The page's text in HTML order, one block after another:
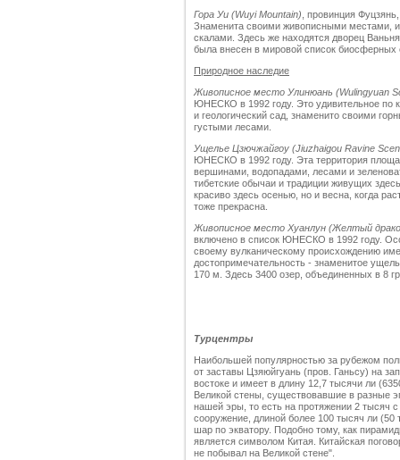
Гора Уи (Wuyi Mountain) , провинция
Знаменита своими живописными местами,
скалами. Здесь же находятся дворец
была внесен в мировой список биосферных
Природное наследие
Живописное место Улинюань (Wulingyuan
ЮНЕСКО в 1992 году. Это удивительное по
и геологический сад, знаменито своими
густыми лесами.
Ущелье Цзючжайгоу (Jiuzhaigou Ravine
ЮНЕСКО в 1992 году. Эта территория
вершинами, водопадами, лесами и
тибетские обычаи и традиции живущих
красиво здесь осенью, но и весна, когда
тоже прекрасна.
Живописное место Хуанлун (Желтый
включено в список ЮНЕСКО в 1992 году.
своему вулканическому происхождению
достопримечательность - знаменитое
170 м. Здесь 3400 озер, объединенных в 8
Турцентры
Наибольшей популярностью за рубежом
от заставы Цзяюйгуань (пров. Ганьсу) на
востоке и имеет в длину 12,7 тысячи ли
Великой стены, существовавшие в разные
нашей эры, то есть на протяжении 2 тысяч
сооружение, длиной более 100 тысяч ли (50
шар по экватору. Подобно тому, как
является символом Китая. Китайская
не побывал на Великой стене".